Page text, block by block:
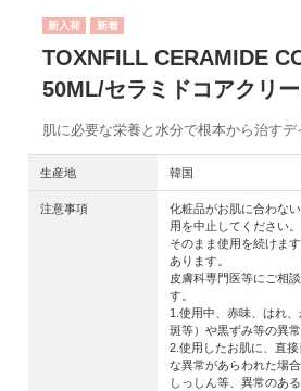
新入荷
TOXNFILL CERAMIDE
50ML/セラミドコアクリ
肌に必要な栄養と水分で根本から治す
生産地 韓国
注意事項
化粧品がお肌に合わな
用を中止してください。
そのまま使用を続けま
あります。
皮膚科専門医等にご相
す。
1.使用中、赤味、はれ
斑等）や黒ずみ等の異
2.使用したお肌に、直
な異常があらわれた場
しっしん等、異常のあ